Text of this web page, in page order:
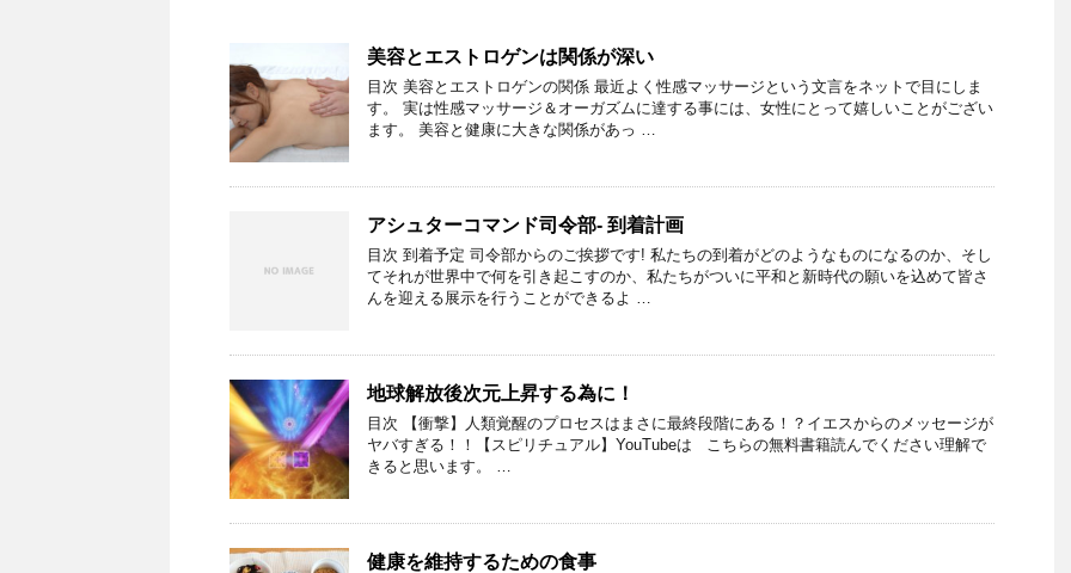
美容とエストロゲンは関係が深い
目次 美容とエストロゲンの関係 最近よく性感マッサージという文言をネットで目にしま
す。 実は性感マッサージ＆オーガズムに達する事には、女性にとって嬉しいことがござい
ます。 美容と健康に大きな関係があっ …
アシュターコマンド司令部- 到着計画
目次 到着予定 司令部からのご挨拶です! 私たちの到着がどのようなものになるのか、そし
てそれが世界中で何を引き起こすのか、私たちがついに平和と新時代の願いを込めて皆さ
んを迎える展示を行うことができるよ …
地球解放後次元上昇する為に！
目次 【衝撃】人類覚醒のプロセスはまさに最終段階にある！？イエスからのメッセージが
ヤバすぎる！！【スピリチュアル】YouTubeは こちらの無料書籍読んでください理解で
きると思います。 …
健康を維持するための食事